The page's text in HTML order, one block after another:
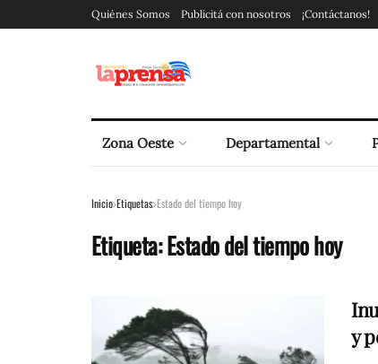
Quiénes Somos Publicitá con nosotros ¡Contáctanos!
Zona Oeste Departamental
Inicio Etiquetas Estado del tiempo hoy
Etiqueta:Estado del tiempo hoy
y